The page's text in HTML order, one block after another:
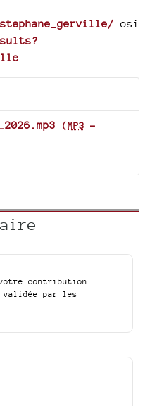
osi
(MP3 -
contribution
validée par les